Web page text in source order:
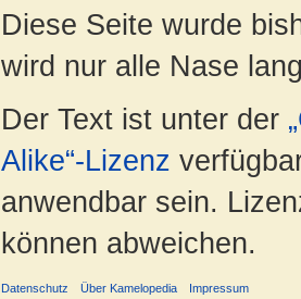
Diese Seite wurde
wird nur alle Nase
Der Text ist unter der
Alike“-Lizenz
anwendbar sein.
können abweichen.
Datenschutz Über Kamelopedia Impressum